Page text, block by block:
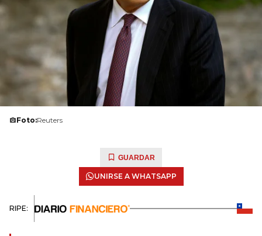
Foto:Reuters
GUARDAR
UNIRSE A WHATSAPP
RIPE: